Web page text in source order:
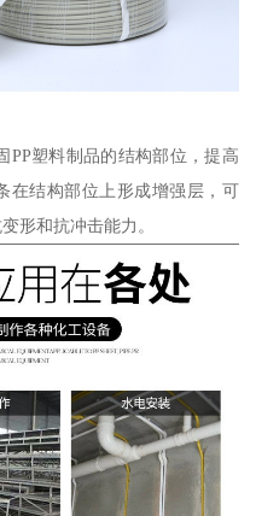
PP塑料制品的结构部位，提高
在结构部位上形成增强层，可
形和抗冲击能力。